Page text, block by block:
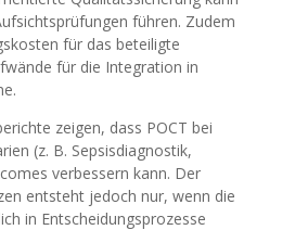
führen. Zudem
für das beteiligte
für die Integration in
zeigen, dass POCT bei
(z. B. Sepsisdiagnostik,
verbessern kann. Der
entsteht jedoch nur, wenn die
in Entscheidungsprozesse